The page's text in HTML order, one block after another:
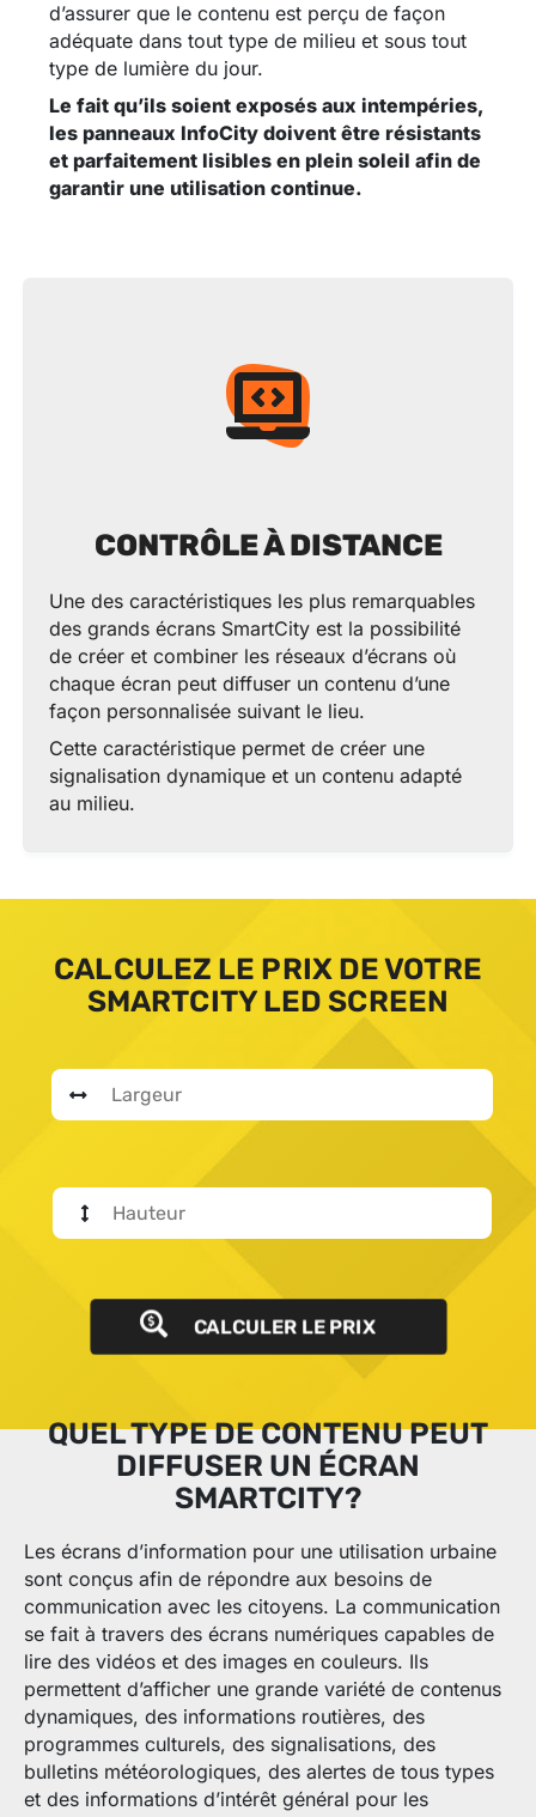
d’assurer que le contenu est perçu de façon
adéquate dans tout type de milieu et sous tout
type de lumière du jour.
Le fait qu’ils soient exposés aux intempéries,
les panneaux InfoCity doivent être résistants
et parfaitement lisibles en plein soleil afin de
garantir une utilisation continue.
CONTRÔLE À DISTANCE
Une des caractéristiques les plus remarquables
des grands écrans SmartCity est la possibilité
de créer et combiner les réseaux d’écrans où
chaque écran peut diffuser un contenu d’une
façon personnalisée suivant le lieu.
Cette caractéristique permet de créer une
signalisation dynamique et un contenu adapté
au milieu.
CALCULEZ LE PRIX DE VOTRE
SMARTCITY LED SCREEN
CALCULER LE PRIX
QUEL TYPE DE CONTENU PEUT
DIFFUSER UN ÉCRAN
SMARTCITY?
Les écrans d’information pour une utilisation urbaine
sont conçus afin de répondre aux besoins de
communication avec les citoyens. La communication
se fait à travers des écrans numériques capables de
lire des vidéos et des images en couleurs. Ils
permettent d’afficher une grande variété de contenus
dynamiques, des informations routières, des
programmes culturels, des signalisations, des
bulletins météorologiques, des alertes de tous types
et des informations d’intérêt général pour les